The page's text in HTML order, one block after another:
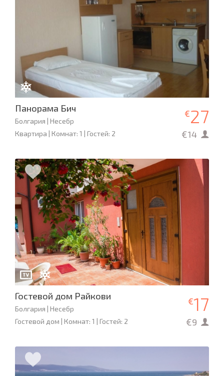
Панорама Бич
Болгария | Несебр
Квартира | Комнат: 1 | Гостей: 2
€27
€14
Гостевой дом Райкови
Болгария | Несебр
Гостевой дом | Комнат: 1 | Гостей: 2
€17
€9